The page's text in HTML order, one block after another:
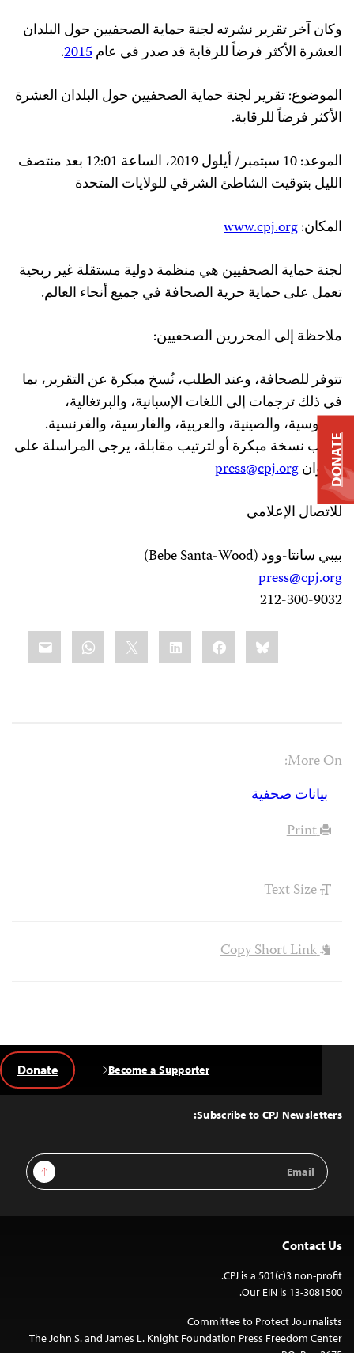
وكان آخر تقرير نشرته لجنة حماية الصحفيين حول البلدان
العشرة الأكثر فرضاً للرقابة قد صدر في عام2015
.
الموضوع: تقرير لجنة حماية الصحفيين حول البلدان العشرة
الأكثر فرضاً للرقابة.
الموعد: 10 سبتمبر/ أيلول 2019، الساعة 12:01 بعد منتصف
الليل بتوقيت الشاطئ الشرقي للولايات المتحدة
المكان:www.cpj.org
لجنة حماية الصحفيين هي منظمة دولية مستقلة غير ربحية
تعمل على حماية حرية الصحافة في جميع أنحاء العالم.
ملاحظة إلى المحررين الصحفيين:
تتوفر للصحافة، وعند الطلب، نُسخ مبكرة عن التقرير، بما
في ذلك ترجمات إلى اللغات الإسبانية، والبرتغالية،
والروسية، والصينية، والعربية، والفارسية، والفرنسية.
لطلب نسخة مبكرة أو لترتيب مقابلة، يرجى المراسلة على
العنوانpress@cpj.org
للاتصال الإعلامي
بيبي سانتا-وود (Bebe Santa-Wood
)
press@cpj.org
212-300-9032
Bluesky
Facebook
LinkedIn
More On:
بيانات صحفية
Print
Text Size
Copy Short Link
Top
Subscribe to CPJ Newsletters:
Email
Address
Sign Up
Become a Supporter
Donate
Contact Us
CPJ is a 501(c)3 non-profit.
Our EIN is 13-3081500.
Committee to Protect Journalists
The John S. and James L. Knight Foundation Press Freedom Center
DONATE